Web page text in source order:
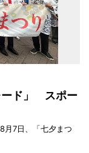
ード」 スポー
月7日、「七夕まつ